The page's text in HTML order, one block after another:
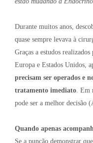
Durante muitos anos,
quase sempre levava à
Graças a estudos
Europa e Estados Unidos,
precisam ser operados e
tratamento imediato .
pode ser a melhor decisão
Quando apenas
Se a punção demonstrar